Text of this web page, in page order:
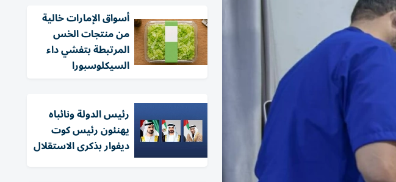
أسواق الإمارات خالية
من منتجات الخس
المرتبطة بتفشي داء
السيكلوسبورا
رئيس الدولة ونائباه
يهنئون رئيس كوت
ديفوار بذكرى الاستقلال